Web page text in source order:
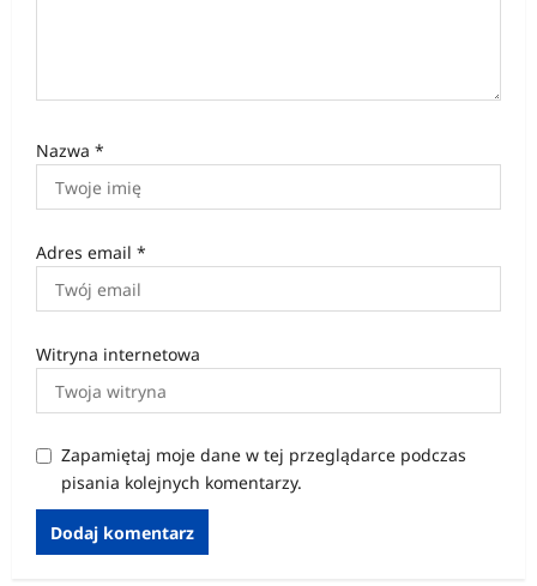
Nazwa *
Adres email *
Witryna internetowa
Zapamiętaj moje dane w tej przeglądarce podczas
pisania kolejnych komentarzy.